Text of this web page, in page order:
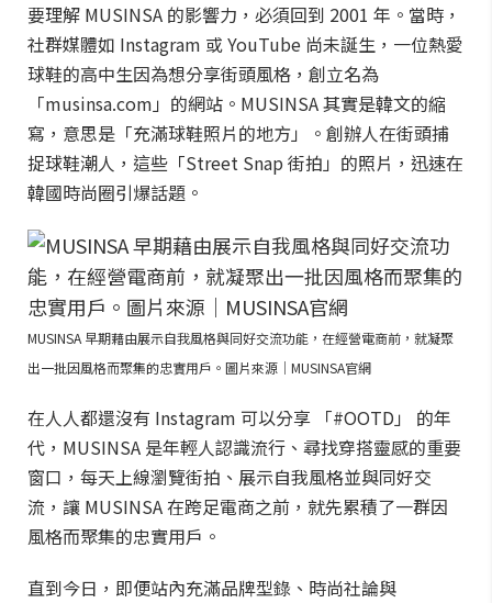
要理解 MUSINSA 的影響力，必須回到 2001 年。當時，
社群媒體如 Instagram 或 YouTube 尚未誕生，一位熱愛
球鞋的高中生因為想分享街頭風格，創立名為
「musinsa.com」的網站。MUSINSA 其實是韓文的縮
寫，意思是「充滿球鞋照片的地方」。創辦人在街頭捕
捉球鞋潮人，這些「Street Snap 街拍」的照片，迅速在
韓國時尚圈引爆話題。
MUSINSA 早期藉由展示自我風格與同好交流功能，在經營電商前，就凝聚
出一批因風格而聚集的忠實用戶。圖片來源｜MUSINSA官網
在人人都還沒有 Instagram 可以分享 「#OOTD」 的年
代，MUSINSA 是年輕人認識流行、尋找穿搭靈感的重要
窗口，每天上線瀏覽街拍、展示自我風格並與同好交
流，讓 MUSINSA 在跨足電商之前，就先累積了一群因
風格而聚集的忠實用戶。
直到今日，即便站內充滿品牌型錄、時尚社論與